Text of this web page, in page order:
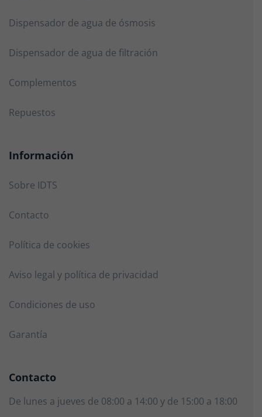
Dispensador de agua de ósmosis
Dispensador de agua de filtración
Complementos
Repuestos
Información
Sobre IDTS
Contacto
Política de cookies
Aviso legal y política de privacidad
Condiciones de uso
Garantía
Contacto
De lunes a jueves de 08:00 a 14:00 y de 15:00 a 18:00